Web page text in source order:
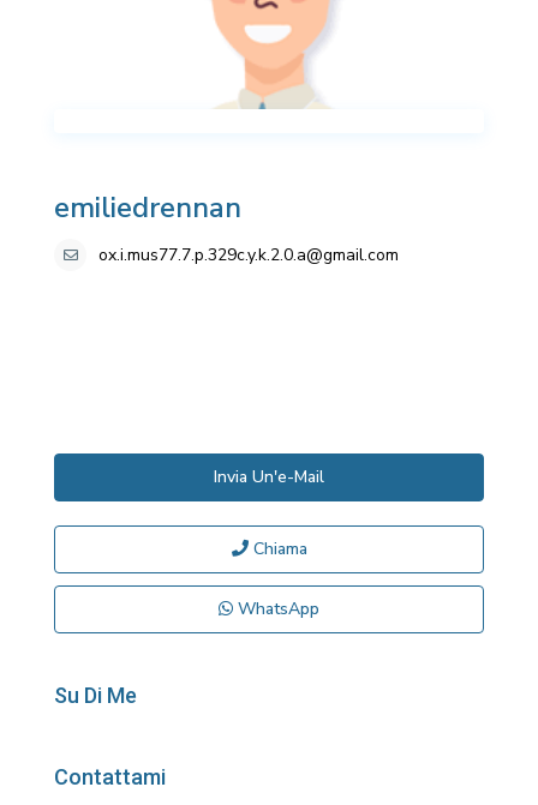
emiliedrennan
ox.i.mus77.7.p.329c.y.k.2.0.a@gmail.com
Invia Un'e-Mail
Chiama
WhatsApp
Su Di Me
Contattami